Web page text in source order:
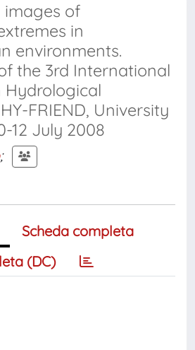
images of
in
environments.
the 3rd International
Hydrological
FRIEND, University
12 July 2008
;
Scheda completa
(DC)